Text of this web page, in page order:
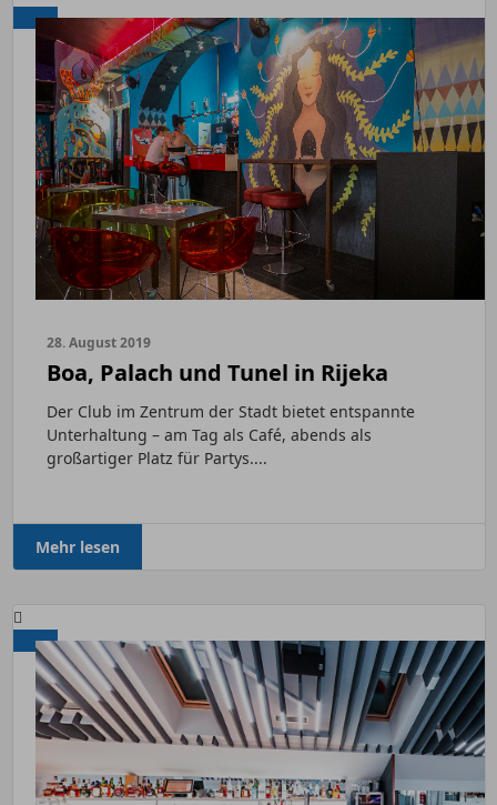
28. August 2019
Boa, Palach und Tunel in Rijeka
Der Club im Zentrum der Stadt bietet entspannte
Unterhaltung – am Tag als Café, abends als
großartiger Platz für Partys....
Mehr lesen